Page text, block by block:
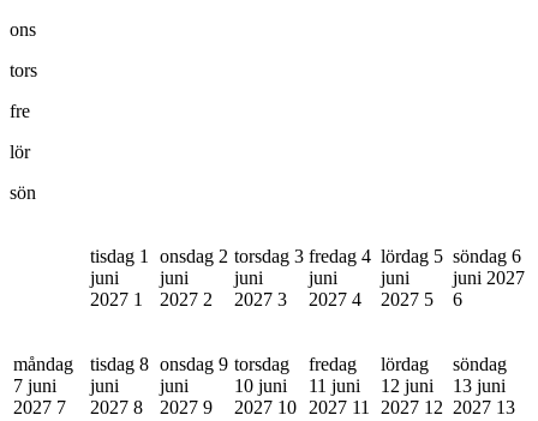
ons
tors
fre
lör
sön
tisdag 1
juni
2027 1
onsdag 2
juni
2027 2
torsdag 3
juni
2027 3
fredag 4
juni
2027 4
lördag 5
juni
2027 5
söndag 6
juni 2027
6
måndag
7 juni
2027 7
tisdag 8
juni
2027 8
onsdag 9
juni
2027 9
torsdag
10 juni
2027 10
fredag
11 juni
2027 11
lördag
12 juni
2027 12
söndag
13 juni
2027 13